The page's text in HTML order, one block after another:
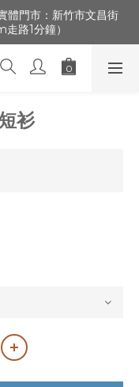
積紅利 >登入官網 > 個
生日禮金
體門市：新竹市文昌街
路1分鐘）
積紅利 >登入官網 > 個
生日禮金
衫